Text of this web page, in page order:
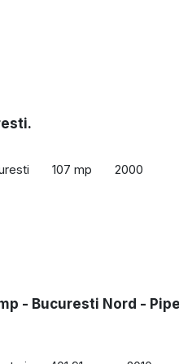
107 mp 2000
- Bucuresti Nord -